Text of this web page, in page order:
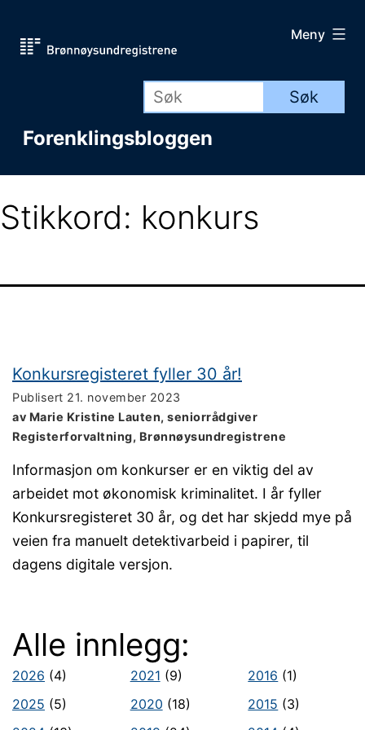
Forenklingsbloggen
Meny
Stikkord: konkurs
Konkursregisteret fyller 30 år!
Publisert 21. november 2023
av Marie Kristine Lauten, seniorrådgiver
Registerforvaltning, Brønnøysundregistrene
Informasjon om konkurser er en viktig del av
arbeidet mot økonomisk kriminalitet. I år fyller
Konkursregisteret 30 år, og det har skjedd mye på
veien fra manuelt detektivarbeid i papirer, til
dagens digitale versjon.
Alle innlegg:
2026 (4)
2025 (5)
2021 (9)
2020 (18)
2016 (1)
2015 (3)